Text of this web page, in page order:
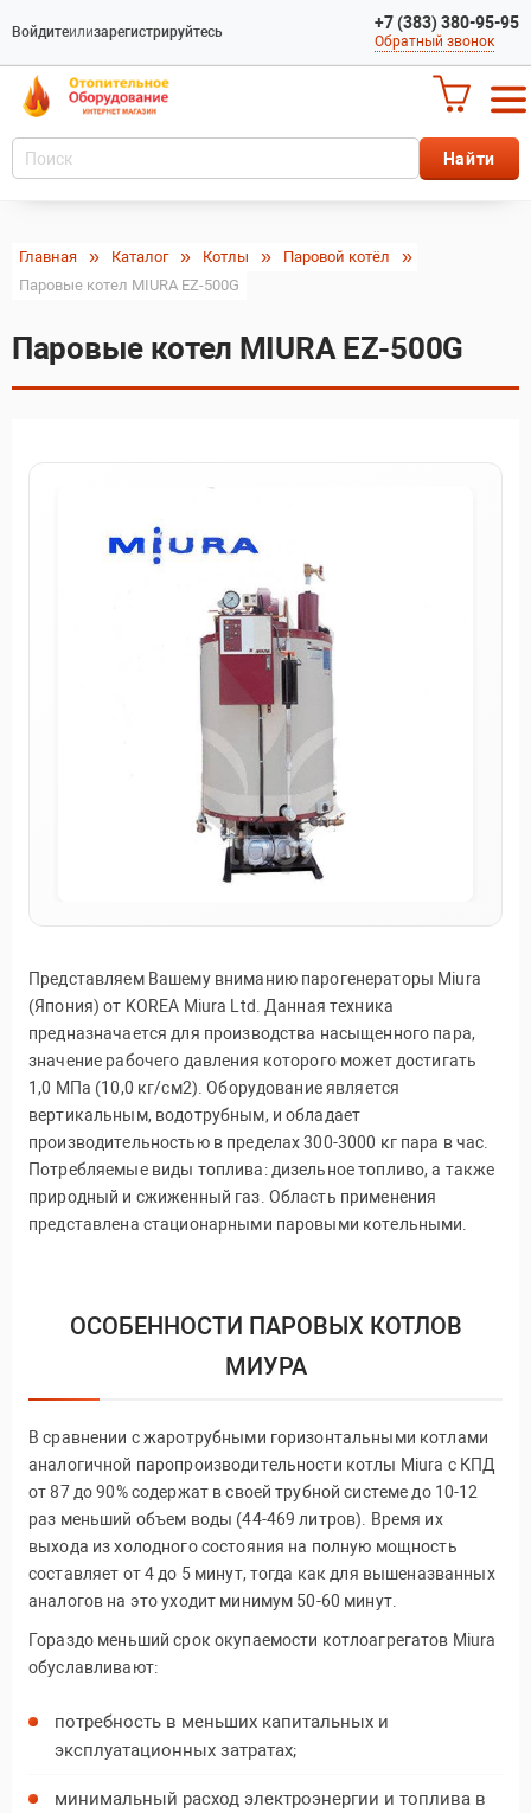
Войдитеилизарегистрируйтесь +7 (383) 380-95-95
Обратный звонок
Главная Каталог Котлы
Паровой котёл
Паровые котел MIURA EZ-500G
Паровые котел MIURA EZ-500G
Представляем Вашему вниманию парогенераторы Miura
(Япония) от KOREA Miura Ltd. Данная техника
предназначается для производства насыщенного пара,
значение рабочего давления которого может достигать
1,0 МПа (10,0 кг/см2). Оборудование является
вертикальным, водотрубным, и обладает
производительностью в пределах 300-3000 кг пара в час.
Потребляемые виды топлива: дизельное топливо, а также
природный и сжиженный газ. Область применения
представлена стационарными паровыми котельными.
ОСОБЕННОСТИ ПАРОВЫХ КОТЛОВ
МИУРА
В сравнении с жаротрубными горизонтальными котлами
аналогичной паропроизводительности котлы Miura с КПД
от 87 до 90% содержат в своей трубной системе до 10-12
раз меньший объем воды (44-469 литров). Время их
выхода из холодного состояния на полную мощность
составляет от 4 до 5 минут, тогда как для вышеназванных
аналогов на это уходит минимум 50-60 минут.
Гораздо меньший срок окупаемости котлоагрегатов Miura
обуславливают:
потребность в меньших капитальных и
эксплуатационных затратах;
минимальный расход электроэнергии и топлива в